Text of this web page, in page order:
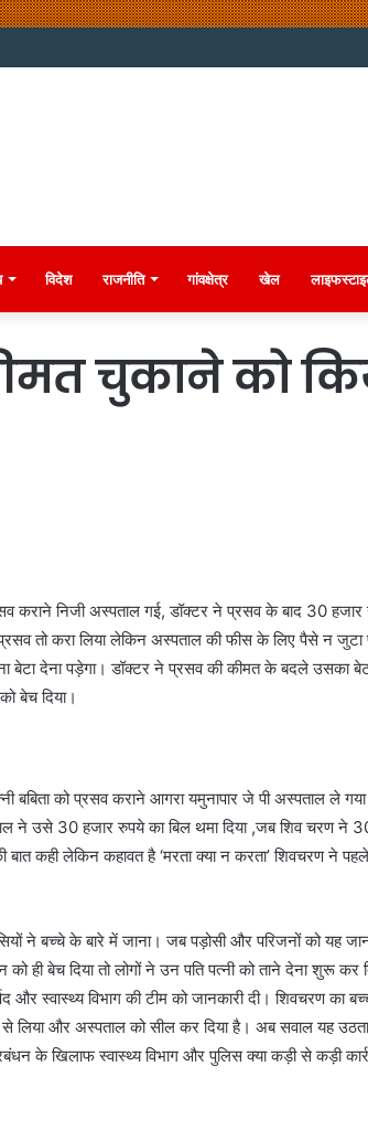
विदेश राजनीति गांवक्षेत्र खेल
चुकाने को
कराने निजी अस्पताल गई, डॉक्टर ने प्रसव के बाद 30 हजार
तो करा लिया लेकिन अस्पताल की फीस के लिए पैसे न जुटा
बेटा देना पड़ेगा। डॉक्टर ने प्रसव की कीमत के बदले उसका
बेच दिया।
को प्रसव कराने आगरा यमुनापार जे पी अस्पताल ले
ने उसे 30 हजार रुपये का बिल थमा दिया ,जब शिव चरण ने
कही लेकिन कहावत है ‘मरता क्या न करता’ शिवचरण ने पहले
ने बच्चे के बारे में जाना। जब पड़ोसी और परिजनों को यह
बेच दिया तो लोगों ने उन पति पत्नी को ताने देना शुरू कर
और स्वास्थ्य विभाग की टीम को जानकारी दी। शिवचरण का
से लिया और अस्पताल को सील कर दिया है। अब सवाल यह
के खिलाफ स्वास्थ्य विभाग और पुलिस क्या कड़ी से कड़ी